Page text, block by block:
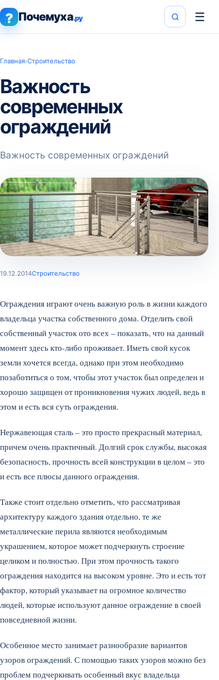
? Почемуха.ру ☰
Главная›Строительство
Важность
современных
ограждений
Важность современных ограждений
19.12.2014Строительство
Ограждения играют очень важную роль в жизни каждого
владельца участка собственного дома. Отделить свой
собственный участок ото всех – показать, что на данный
момент здесь кто-либо проживает. Иметь свой кусок
земли хочется всегда, однако при этом необходимо
позаботиться о том, чтобы этот участок был определен и
хорошо защищен от проникновения чужих людей, ведь в
этом и есть вся суть ограждения.
Нержавеющая сталь – это просто прекрасный материал,
причем очень практичный. Долгий срок службы, высокая
безопасность, прочность всей конструкции в целом – это
и есть все плюсы данного ограждения.
Также стоит отдельно отметить, что рассматривая
архитектуру каждого здания отдельно, те же
металлические перила являются необходимым
украшением, которое может подчеркнуть строение
целиком и полностью. При этом прочность такого
ограждения находится на высоком уровне. Это и есть тот
фактор, который указывает на огромное количество
людей, которые используют данное ограждение в своей
повседневной жизни.
Особенное место занимает разнообразие вариантов
узоров ограждений. С помощью таких узоров можно без
проблем подчеркивать особенный вкус владельца